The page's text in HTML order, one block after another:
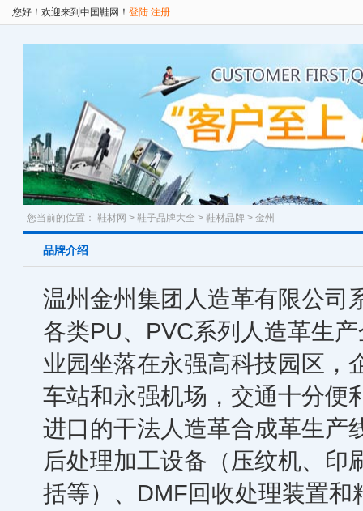
您好！欢迎来到中国鞋网！ 登陆 注册
您当前的位置： 鞋材网 > 鞋子品牌大全 > 鞋材品牌 > 金州
品牌介绍
温州金州集团人造革有限公司
各类PU、PVC系列人造革生
业园坐落在永强高科技园区，
车站和永强机场，交通十分便
进口的干法人造革合成革生产
后处理加工设备（压纹机、印
括等）、DMF回收处理装置和